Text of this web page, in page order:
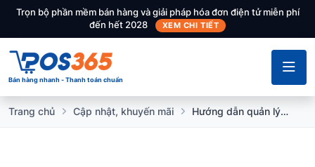
Trọn bộ phần mềm bán hàng và giải pháp hóa đơn điện tử miễn phí
đến hết 2028
XEM CHI TIẾT
Bán hàng nhanh - Thanh toán chuẩn
Trang chủ Cập nhật, khuyến mãi Hướng dẫn quản lý hàng tồn kho bằng phần mềm POS365